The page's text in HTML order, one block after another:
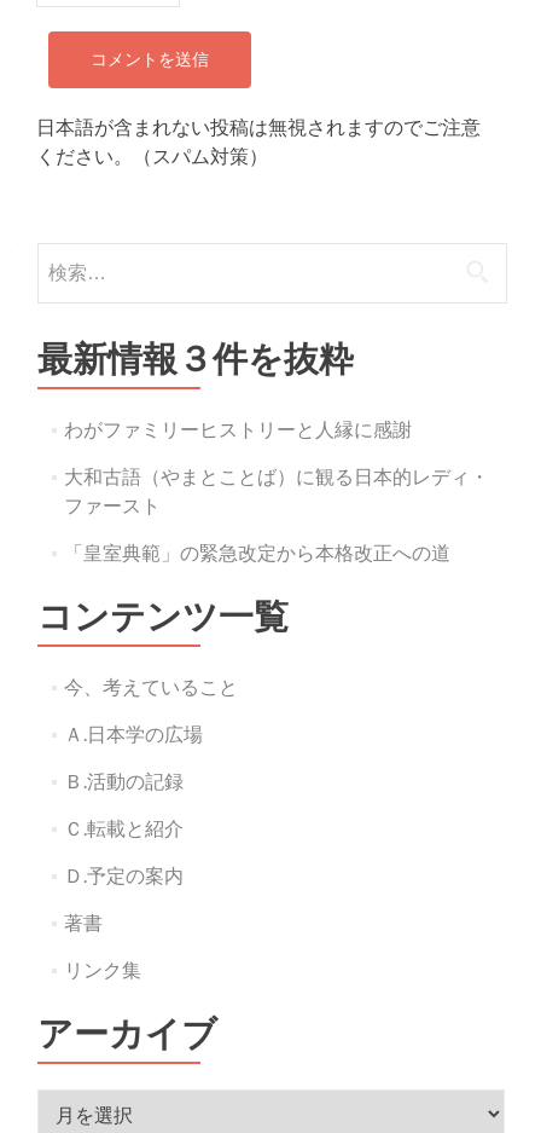
日本語が含まれない投稿は無視されますのでご注意
ください。（スパム対策）
索:
最新情報３件を抜粋
わがファミリーヒストリーと人縁に感謝
大和古語（やまとことば）に観る日本的レディ・
ファースト
「皇室典範」の緊急改定から本格改正への道
コンテンツ一覧
今、考えていること
Ａ.日本学の広場
Ｂ.活動の記録
Ｃ.転載と紹介
Ｄ.予定の案内
著書
リンク集
アーカイブ